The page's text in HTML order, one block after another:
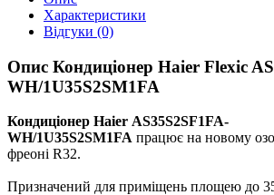
Характеристики
Відгуки (0)
Опис Кондиціонер Haier Flexic
WH/1U35S2SM1FA
Кондиціонер Haier AS35S2SF1FA-
WH/1U35S2SM1FA працює на новому
фреоні R32.
Призначений для приміщень площею до